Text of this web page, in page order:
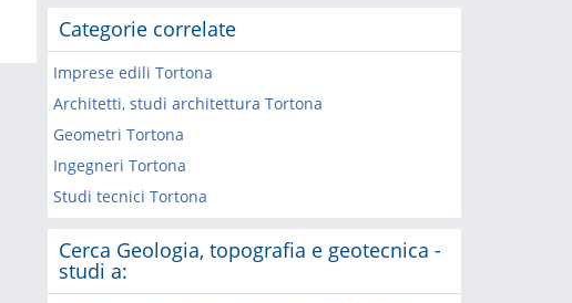
Categorie correlate
Imprese edili Tortona
Architetti, studi architettura Tortona
Geometri Tortona
Ingegneri Tortona
Studi tecnici Tortona
Cerca Geologia, topografia e geotecnica -
studi a: